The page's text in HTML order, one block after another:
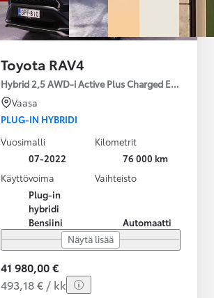
Toyota RAV4
Hybrid 2,5 AWD-i Active Plus Charged Edition
Vaasa
PLUG-IN HYBRIDI
Vuosimalli
07-2022
Kilometrit
76 000 km
Käyttövoima
Plug-in
hybridi
Bensiini
Vaihteisto
Automaatti
Näytä lisää
41 980,00 €
493,18 € / kk